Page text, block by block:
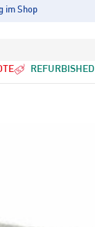
im Shop
REFURBISHED